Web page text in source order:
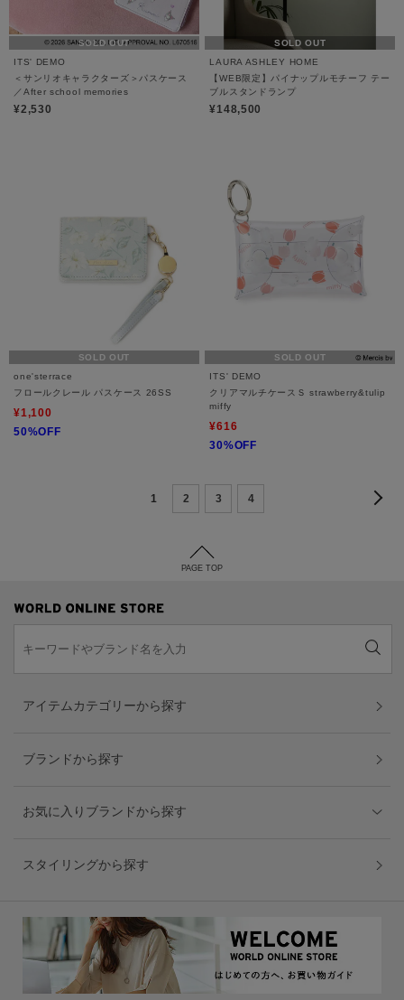
SOLD OUT
ITS' DEMO
＜サンリオキャラクターズ＞パスケース
／After school memories
¥2,530
SOLD OUT
LAURA ASHLEY HOME
【WEB限定】パイナップルモチーフ テー
ブルスタンドランプ
¥148,500
SOLD OUT
one'sterrace
フロールクレール パスケース 26SS
¥1,100
50%OFF
SOLD OUT
ITS' DEMO
クリアマルチケースＳ strawberry&tulip
miffy
¥616
30%OFF
1 2 3 4
PAGE TOP
アイテムカテゴリーから探す
ブランドから探す
お気に入りブランドから探す
スタイリングから探す